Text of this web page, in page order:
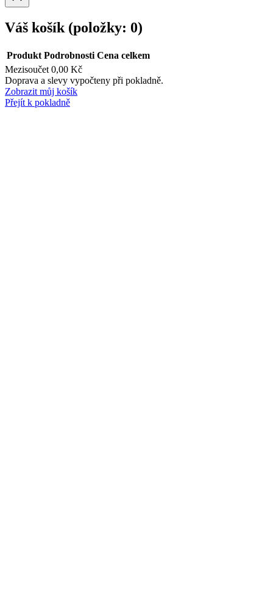
Váš košík (položky: 0)
Produkty
v
Produkt Podrobnosti Cena celkem
Mezisoučet 0,00 Kč
Doprava a slevy vypočteny při pokladně.
Zobrazit můj košík
Přejít k pokladně